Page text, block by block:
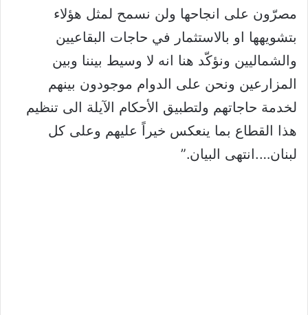
مصرّون على انجاحها ولن نسمح لمثل هؤلاء
بتشويهها او بالاستثمار في حاجات البقاعيين
والشماليين ونؤكّد هنا انه لا وسيط بيننا وبين
المزارعين ونحن على الدوام موجودون بينهم
لخدمة حاجاتهم ولتطبيق الأحكام الآيلة الى تنظيم
هذا القطاع بما ينعكس خيراً عليهم وعلى كل
لبنان….انتهى البيان.”